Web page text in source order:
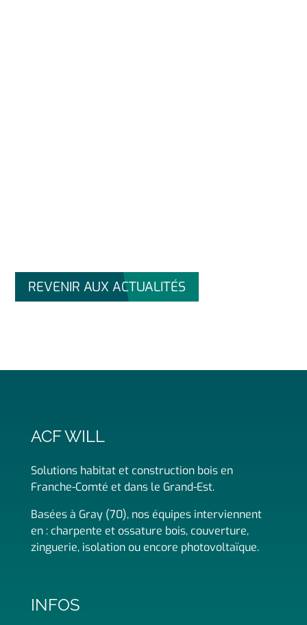
REVENIR AUX ACTUALITÉS
ACF WILL
Solutions habitat et construction bois en
Franche-Comté et dans le Grand-Est.
Basées à Gray (70), nos équipes interviennent
en : charpente et ossature bois, couverture,
zinguerie, isolation ou encore photovoltaïque.
INFOS